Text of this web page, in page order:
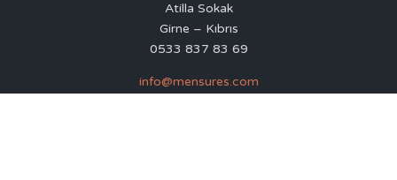
Atilla Sokak
Girne – Kıbrıs
0533 837 83 69
info@mensures.com